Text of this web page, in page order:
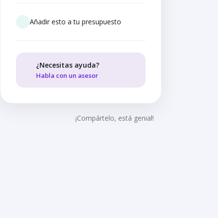
Añadir esto a tu presupuesto
¿Necesitas ayuda?
Habla con un asesor
¡Compártelo, está genial!